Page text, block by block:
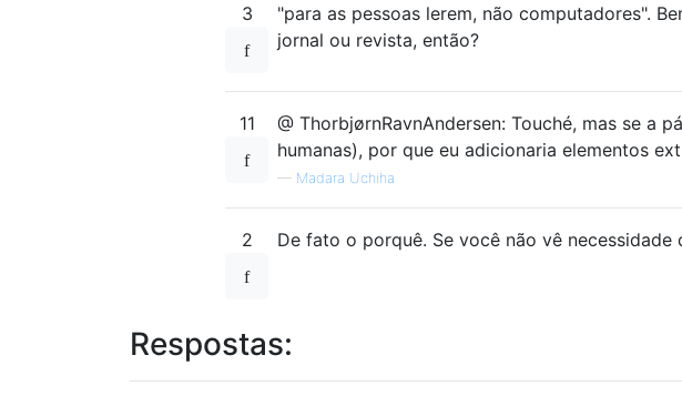
3
"para as pessoas lerem, não computadores".
jornal ou revista, então?
11
@ ThorbjørnRavnAndersen: Touché, mas se a
humanas), por que eu adicionaria elementos
— Madara Uchiha
2 De fato o porquê. Se você não vê necessidade
Respostas: